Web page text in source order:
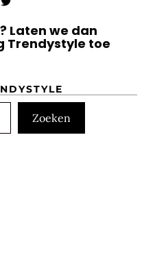
Laten we dan
Trendystyle toe
Zoeken